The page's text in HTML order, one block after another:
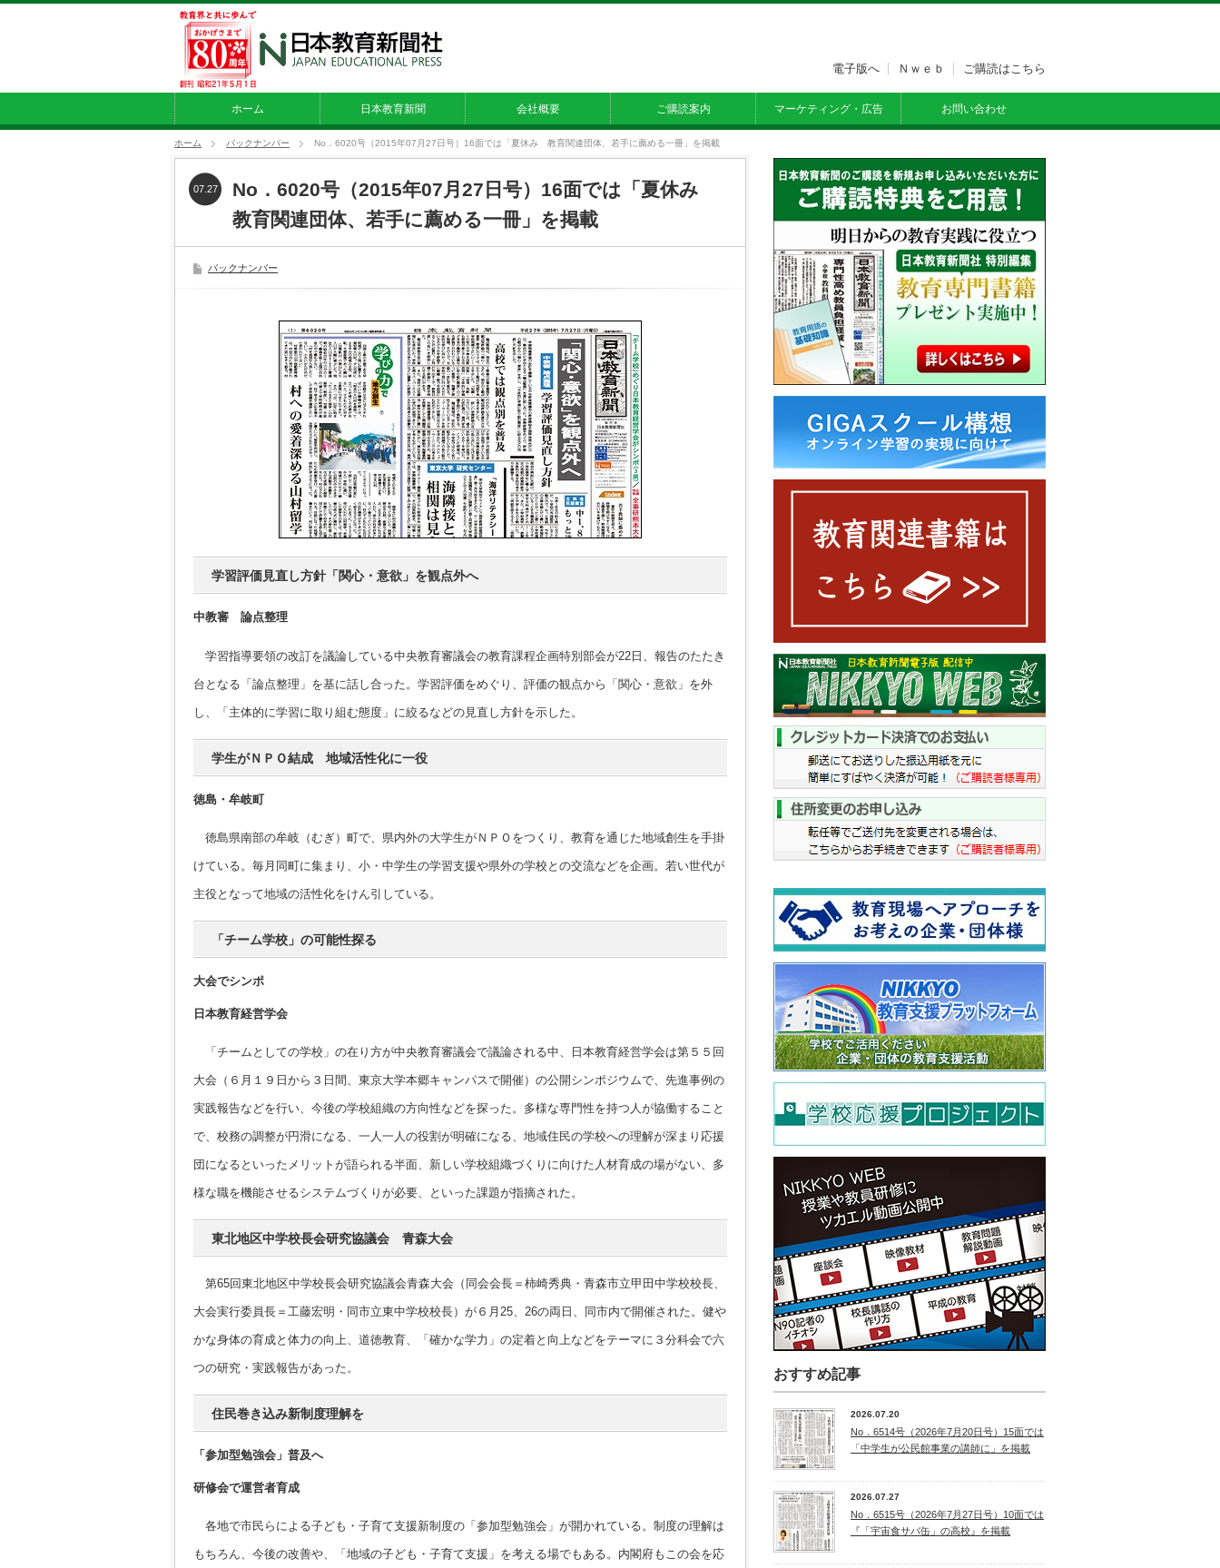
ホーム 日本教育新聞 会社概要 ご購読案内 マーケティング・広告 お問い合わせ
電子版へ Ｎｗｅｂ ご購読はこちら
ホーム バックナンバー No．6020号（2015年07月27日号）16面では「夏休み 教育関連団体、若手に薦める一冊」を掲載
No．6020号（2015年07月27日号）16面では「夏休み
教育関連団体、若手に薦める一冊」を掲載
07.27
バックナンバー
学習評価見直し方針「関心・意欲」を観点外へ
中教審 論点整理
学習指導要領の改訂を議論している中央教育審議会の教育課程企画特別部会が22日、報告のたたき
台となる「論点整理」を基に話し合った。学習評価をめぐり、評価の観点から「関心・意欲」を外
し、「主体的に学習に取り組む態度」に絞るなどの見直し方針を示した。
学生がＮＰＯ結成 地域活性化に一役
徳島・牟岐町
徳島県南部の牟岐（むぎ）町で、県内外の大学生がＮＰＯをつくり、教育を通じた地域創生を手掛
けている。毎月同町に集まり、小・中学生の学習支援や県外の学校との交流などを企画。若い世代が
主役となって地域の活性化をけん引している。
「チーム学校」の可能性探る
大会でシンポ
日本教育経営学会
「チームとしての学校」の在り方が中央教育審議会で議論される中、日本教育経営学会は第５５回
大会（６月１９日から３日間、東京大学本郷キャンパスで開催）の公開シンポジウムで、先進事例の
実践報告などを行い、今後の学校組織の方向性などを探った。多様な専門性を持つ人が協働すること
で、校務の調整が円滑になる、一人一人の役割が明確になる、地域住民の学校への理解が深まり応援
団になるといったメリットが語られる半面、新しい学校組織づくりに向けた人材育成の場がない、多
様な職を機能させるシステムづくりが必要、といった課題が指摘された。
東北地区中学校長会研究協議会 青森大会
第65回東北地区中学校長会研究協議会青森大会（同会会長＝柿崎秀典・青森市立甲田中学校校長、
大会実行委員長＝工藤宏明・同市立東中学校校長）が６月25、26の両日、同市内で開催された。健や
かな身体の育成と体力の向上、道徳教育、「確かな学力」の定着と向上などをテーマに３分科会で六
つの研究・実践報告があった。
住民巻き込み新制度理解を
「参加型勉強会」普及へ
研修会で運営者育成
各地で市民らによる子ども・子育て支援新制度の「参加型勉強会」が開かれている。制度の理解は
もちろん、今後の改善や、「地域の子ども・子育て支援」を考える場でもある。内閣府もこの会を応
おすすめ記事
2026.07.20
No．6514号（2026年7月20日号）15面では
「中学生が公民館事業の講師に」を掲載
2026.07.27
No．6515号（2026年7月27日号）10面では
『「宇宙食サバ缶」の高校』を掲載